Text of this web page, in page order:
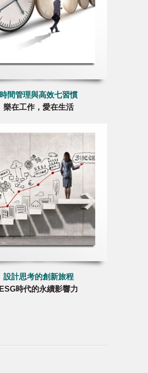
時間管理與高效七習慣
樂在工作，愛在生活
設計思考的創新旅程
ESG時代的永續影響力